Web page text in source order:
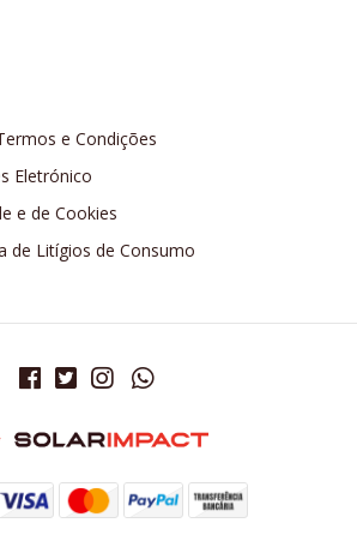
e Condições
Eletrónico
e de Cookies
de Litígios de Consumo